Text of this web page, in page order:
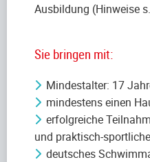
Ausbildung (Hinweise
Sie bringen mit:
Mindestalter: 17
mindestens einen
erfolgreiche
und praktisch-
deutsches